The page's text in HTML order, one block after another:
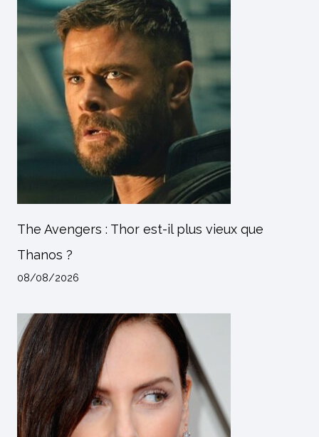
The Avengers : Thor est-il plus vieux que
Thanos ?
08/08/2026